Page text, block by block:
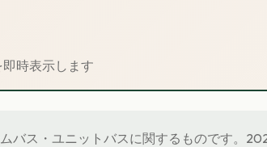
時表示します
バス・ユニットバスに関するものです。